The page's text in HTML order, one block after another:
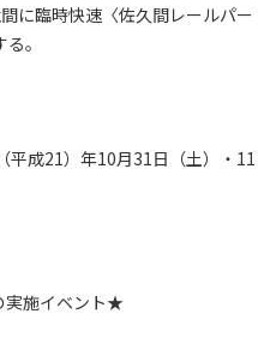
に臨時快速〈佐久間レールパー
。
成21）年10月31日（土）・11
実施イベント★